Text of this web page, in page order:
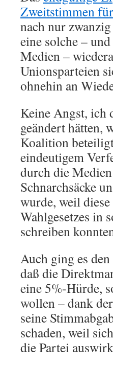
Zweitstimmen
nach nur
eine solche –
Medien –
Unionsparteien
ohnehin an
Keine Angst, ich
geändert hätten,
Koalition
eindeutigem
durch die
Schnarchsäcke
wurde, weil
Wahlgesetzes in
schreiben
Auch ging es
daß die
eine 5%-Hürde,
wollen – dank
seine
schaden, weil
die Partei